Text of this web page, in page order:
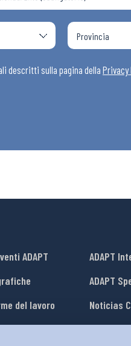
descritti sulla pagina della Privacy
ADAPT
del lavoro
del lavoro
ADAPT
ADAPT
Noticias